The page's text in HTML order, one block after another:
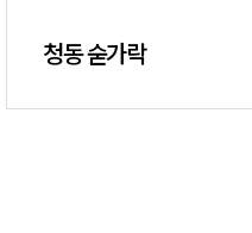
청동 숟가락